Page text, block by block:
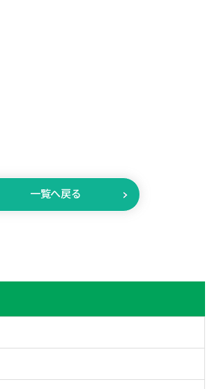
一覧へ戻る